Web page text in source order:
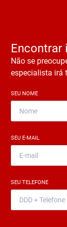
Encontrar
Não se
especialista irá
SEU NOME
SEU E-MAIL
SEU TELEFONE